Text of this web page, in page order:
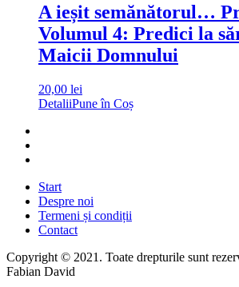
A ieșit semănătorul…
Volumul 4: Predici la
Maicii Domnului
20,00 lei
DetaliiPune în Coș
Start
Despre noi
Termeni și condiții
Contact
Copyright © 2021. Toate drepturile sunt
Fabian David